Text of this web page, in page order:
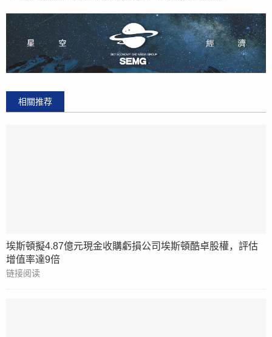
相關推荐
埃斯頓擬4.87億元現金收購虧損公司埃斯頓酷卓股權，評估
增值率達9倍
链接阅读